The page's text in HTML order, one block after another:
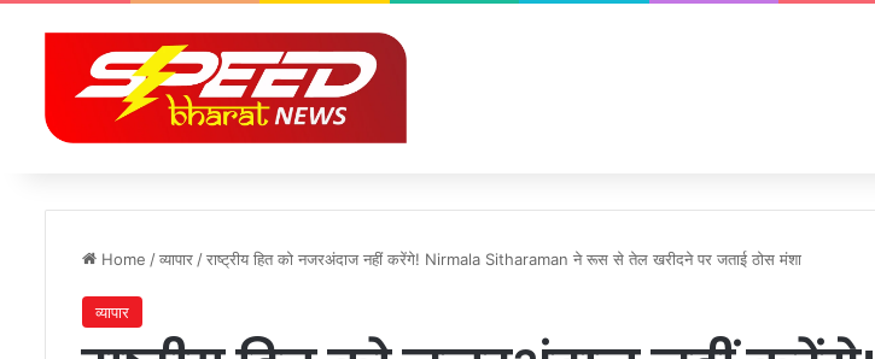
Home /व्यापार /राष्ट्रीय हित को नजरअंदाज नहीं करेंगे! Nirmala Sitharaman ने रूस से तेल खरीदने पर जताई ठोस मंशा
व्यापार